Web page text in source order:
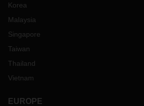
Korea
Malaysia
Singapore
Taiwan
Thailand
Vietnam
EUROPE